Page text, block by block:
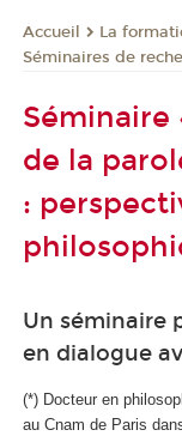
Accueil
La
Séminaires de
Séminaire
de la
:
Un séminaire
en dialogue
(*) Docteur en
au Cnam de Paris